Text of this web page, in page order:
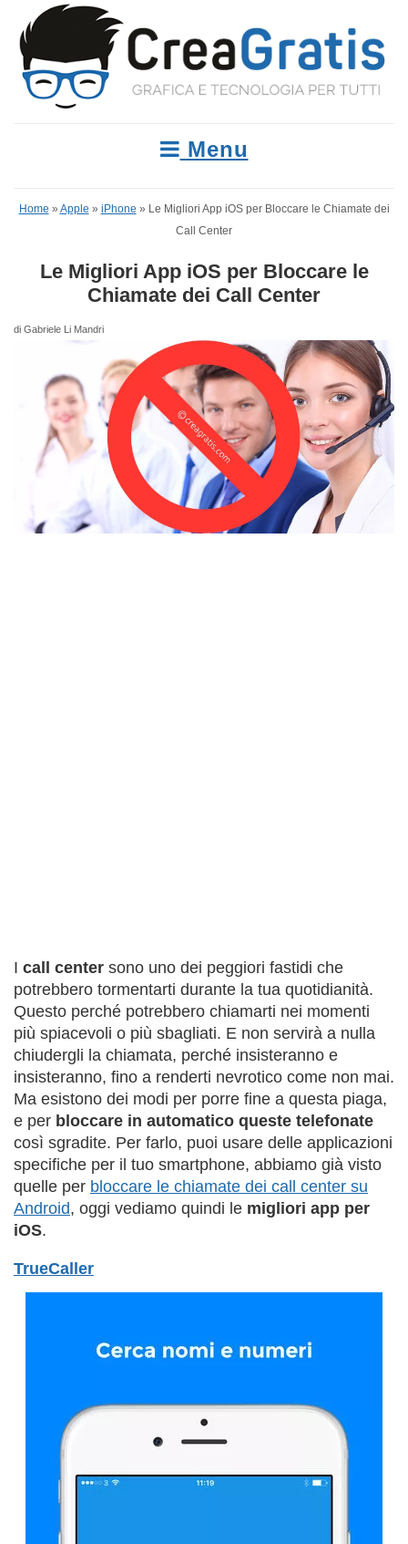
Menu
Home » Apple » iPhone » Le Migliori App iOS per Bloccare le Chiamate dei
Call Center
Le Migliori App iOS per Bloccare le
Chiamate dei Call Center
di Gabriele Li Mandri
I call center sono uno dei peggiori fastidi che
potrebbero tormentarti durante la tua quotidianità.
Questo perché potrebbero chiamarti nei momenti
più spiacevoli o più sbagliati. E non servirà a nulla
chiudergli la chiamata, perché insisteranno e
insisteranno, fino a renderti nevrotico come non mai.
Ma esistono dei modi per porre fine a questa piaga,
e per bloccare in automatico queste telefonate
così sgradite. Per farlo, puoi usare delle applicazioni
specifiche per il tuo smartphone, abbiamo già visto
quelle per bloccare le chiamate dei call center su
Android, oggi vediamo quindi le migliori app per
iOS.
TrueCaller